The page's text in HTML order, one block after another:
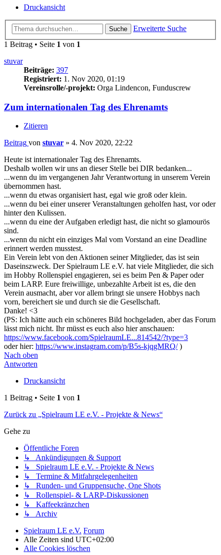
Druckansicht
Suche
Erweiterte Suche
1 Beitrag • Seite 1 von 1
stuvar
Beiträge: 397
Registriert: 1. Nov 2020, 01:19
Vereinsrolle/-projekt: Orga Lindencon, Funduscrew
Zum internationalen Tag des Ehrenamts
Zitieren
Beitrag von stuvar » 4. Nov 2020, 22:22
Heute ist internationaler Tag des Ehrenamts.
Deshalb wollen wir uns an dieser Stelle bei DIR bedanken...
...wenn du im vergangenen Jahr Verantwortung in unserem Verein
übernommen hast.
...wenn du etwas organisiert hast, egal wie groß oder klein.
...wenn du bei einer unserer Veranstaltungen geholfen hast, vor oder
hinter den Kulissen.
...wenn du eine der Aufgaben erledigt hast, die nicht so glamourös
sind.
...wenn du nicht ein einziges Mal vom Vorstand an eine Deadline
erinnert werden musstest.
Ein Verein lebt von den Aktionen seiner Mitglieder, das ist sein
Daseinszweck. Der Spielraum LE e.V. hat viele Mitglieder, die sich
im Hobby Rollenspiel engagieren, sei es beim Pen & Paper oder
beim LARP. Eure freiwillige, unbezahlte Arbeit ist es, die den
Verein ausmacht, aber vor allem bringt sie unsere Hobbys nach
vorn, bereichert sie und durch sie die Gesellschaft.
Danke! <3
(PS: Ich hätte auch ein schöneres Bild hochgeladen, aber das Forum
lässt mich nicht. Ihr müsst es euch also hier anschauen:
https://www.facebook.com/SpielraumLE...814542/?type=3
oder hier: https://www.instagram.com/p/B5s-kjqgMRQ/)
Nach oben
Antworten
Druckansicht
1 Beitrag • Seite 1 von 1
Zurück zu „Spielraum LE e.V. - Projekte & News“
Gehe zu
Öffentliche Foren
↳ Ankündigungen & Support
↳ Spielraum LE e.V. - Projekte & News
↳ Termine & Mitfahrgelegenheiten
↳ Runden- und Gruppensuche, One Shots
↳ Rollenspiel- & LARP-Diskussionen
↳ Kaffeekränzchen
↳ Archiv
Spielraum LE e.V. Forum
Alle Zeiten sind UTC+02:00
Alle Cookies löschen